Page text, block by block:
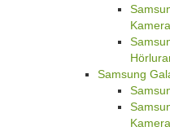
Samsung